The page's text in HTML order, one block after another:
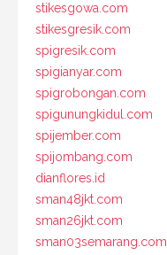
stikesgowa.com
stikesgresik.com
spigresik.com
spigianyar.com
spigrobongan.com
spigunungkidul.com
spijember.com
spijombang.com
dianflores.id
sman48jkt.com
sman26jkt.com
sman03semarang.com